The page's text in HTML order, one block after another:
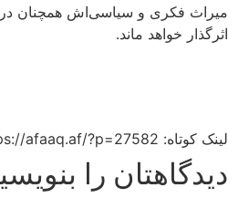
میراث فکری و سیاسی‌اش همچنان در
اثرگذار خواهد ماند.
لینک کوتاه: https://afaaq.af/?p=27582
دیدگاهتان را